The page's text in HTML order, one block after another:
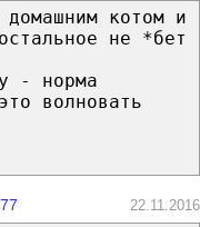
котом и
не *бет
- норма
волновать
22.11.2016